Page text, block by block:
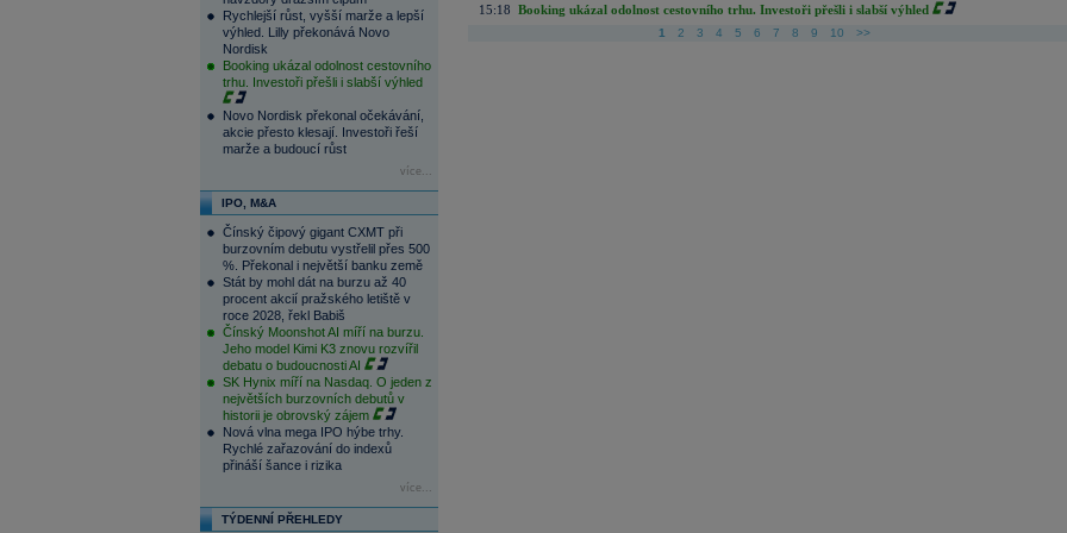
Rychlejší růst, vyšší marže a lepší
výhled. Lilly překonává Novo
Nordisk
Booking ukázal odolnost cestovního
trhu. Investoři přešli i slabší výhled
Novo Nordisk překonal očekávání,
akcie přesto klesají. Investoři řeší
marže a budoucí růst
více...
IPO, M&A
Čínský čipový gigant CXMT při
burzovním debutu vystřelil přes 500
%. Překonal i největší banku země
Stát by mohl dát na burzu až 40
procent akcií pražského letiště v
roce 2028, řekl Babiš
Čínský Moonshot AI míří na burzu.
Jeho model Kimi K3 znovu rozvířil
debatu o budoucnosti AI
SK Hynix míří na Nasdaq. O jeden z
největších burzovních debutů v
historii je obrovský zájem
Nová vlna mega IPO hýbe trhy.
Rychlé zařazování do indexů
přináší šance i rizika
více...
TÝDENNÍ PŘEHLEDY
15:18 Booking ukázal odolnost cestovního trhu. Investoři přešli i slabší výhled
1 2 3 4 5 6 7 8 9 10 >>